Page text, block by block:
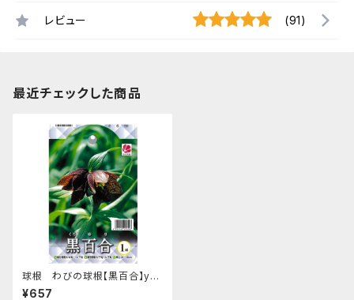
レビュー (91)
最近チェックした商品
球根 わびの球根【黒百合】ya
[サイズ: 1球入り]
¥657